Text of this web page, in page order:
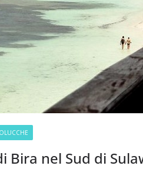
Bira nel Sud di